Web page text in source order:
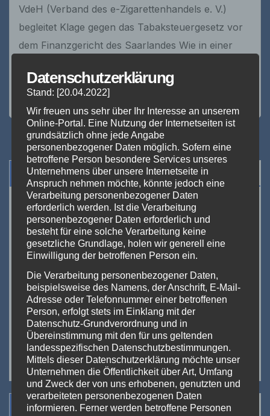
VdeH (Verband des e-Zigarettenhandels e. V.)
begleitet Klage gegen das Tabaksteuergesetz vor
dem Finanzgericht des Saarlandes Wie in einer
veröffentlicht, begleitet der VdeH die am…
Veranstaltungen
<< Aug. 2026
M D M D F S
27
28 29 30 31 1
10
11 12 13 14 15
16
17
18 19 20 21 22
24
25 26 27 28
31
1 2 3 4 5 6
Suchen
Datenschutzerklärung
Stand: [20.04.2022]
Wir freuen uns sehr über Ihr Interesse an unserem
Online-Portal. Eine Nutzung der Internetseiten ist
grundsätzlich ohne jede Angabe
personenbezogener Daten möglich. Sofern eine
betroffene Person besondere Services unseres
Unternehmens über unsere Internetseite in
Anspruch nehmen möchte, könnte jedoch eine
Verarbeitung personenbezogener Daten
erforderlich werden. Ist die Verarbeitung
personenbezogener Daten erforderlich und
besteht für eine solche Verarbeitung keine
gesetzliche Grundlage, holen wir generell eine
Einwilligung der betroffenen Person ein.
Die Verarbeitung personenbezogener Daten,
beispielsweise des Namens, der Anschrift, E-Mail-
Adresse oder Telefonnummer einer betroffenen
Person, erfolgt stets im Einklang mit der
Datenschutz-Grundverordnung und in
Übereinstimmung mit den für uns geltenden
landesspezifischen Datenschutzbestimmungen.
Mittels dieser Datenschutzerklärung möchte unser
Unternehmen die Öffentlichkeit über Art, Umfang
und Zweck der von uns erhobenen, genutzten und
verarbeiteten personenbezogenen Daten
informieren. Ferner werden betroffene Personen